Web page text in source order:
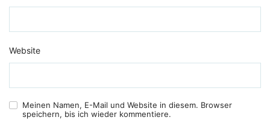
Website
Meinen Namen, E-Mail und Website in diesem. Browser
speichern, bis ich wieder kommentiere.